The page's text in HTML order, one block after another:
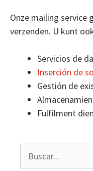
Onze mailing service
verzenden. U kunt
Servicios de
Inserción de
Gestión de
Fulfilment